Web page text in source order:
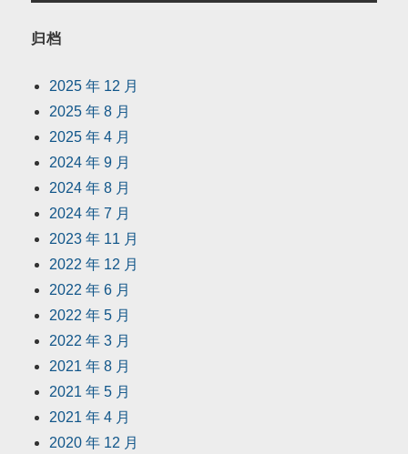
归档
2025 年 12 月
2025 年 8 月
2025 年 4 月
2024 年 9 月
2024 年 8 月
2024 年 7 月
2023 年 11 月
2022 年 12 月
2022 年 6 月
2022 年 5 月
2022 年 3 月
2021 年 8 月
2021 年 5 月
2021 年 4 月
2020 年 12 月